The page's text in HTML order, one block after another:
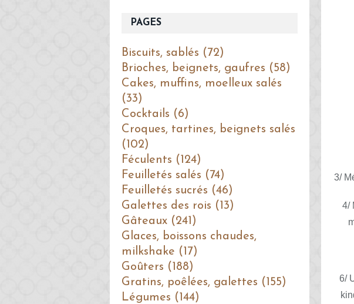
3/
4/
6/
PAGES
Biscuits, sablés (72)
Brioches, beignets, gaufres (58)
Cakes, muffins, moelleux salés
(33)
Cocktails (6)
Croques, tartines, beignets salés
(102)
Féculents (124)
Feuilletés salés (74)
Feuilletés sucrés (46)
Galettes des rois (13)
Gâteaux (241)
Glaces, boissons chaudes,
milkshake (17)
Goûters (188)
Gratins, poêlées, galettes (155)
Légumes (144)